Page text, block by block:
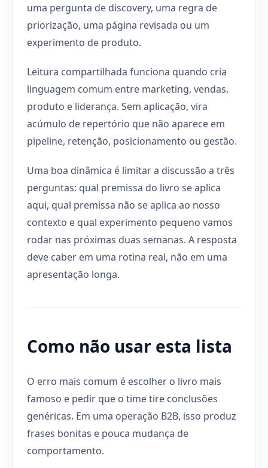
uma pergunta de discovery, uma regra de
priorização, uma página revisada ou um
experimento de produto.
Leitura compartilhada funciona quando cria
linguagem comum entre marketing, vendas,
produto e liderança. Sem aplicação, vira
acúmulo de repertório que não aparece em
pipeline, retenção, posicionamento ou gestão.
Uma boa dinâmica é limitar a discussão a três
perguntas: qual premissa do livro se aplica
aqui, qual premissa não se aplica ao nosso
contexto e qual experimento pequeno vamos
rodar nas próximas duas semanas. A resposta
deve caber em uma rotina real, não em uma
apresentação longa.
Como não usar esta lista
O erro mais comum é escolher o livro mais
famoso e pedir que o time tire conclusões
genéricas. Em uma operação B2B, isso produz
frases bonitas e pouca mudança de
comportamento.